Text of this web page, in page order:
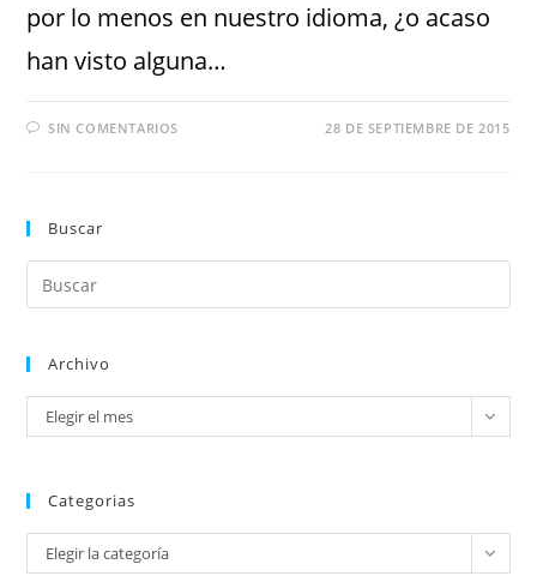
por lo menos en nuestro idioma, ¿o acaso
han visto alguna…
SIN COMENTARIOS 28 DE SEPTIEMBRE DE 2015
Buscar
Archivo
Elegir el mes
Categorias
Elegir la categoría